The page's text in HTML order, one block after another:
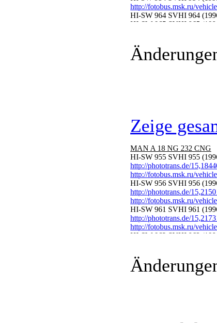
http://fotobus.msk.ru/
HI-SW 964 SVHI 964
HI-SW 965 SVHI 965
Zeige
MAN A 18 NG 232 CNG
HI-SW 955 SVHI 955
http://phototrans.de/
http://fotobus.msk.ru/
HI-SW 956 SVHI 956
http://phototrans.de/
http://fotobus.msk.ru/
HI-SW 961 SVHI 961
http://phototrans.de/
http://fotobus.msk.ru/
HI-SW 962 SVHI 962